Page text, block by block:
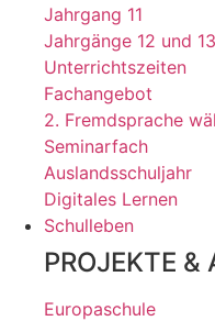
Jahrgang 11
Jahrgänge 12 und 13
Unterrichtszeiten
Fachangebot
2. Fremdsprache
Seminarfach
Auslandsschuljahr
Digitales Lernen
Schulleben
PROJEKTE &
Europaschule